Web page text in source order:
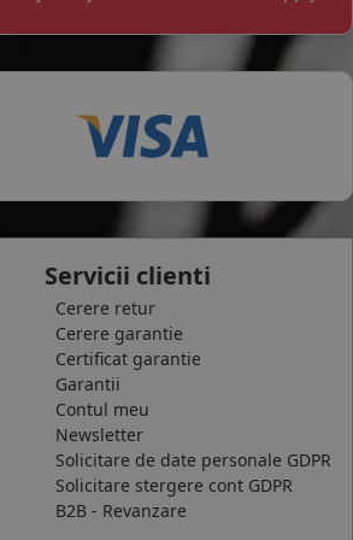
Servicii clienti
Cerere retur
Cerere garantie
Certificat garantie
Garantii
Contul meu
Newsletter
Solicitare de date personale GDPR
Solicitare stergere cont GDPR
B2B - Revanzare